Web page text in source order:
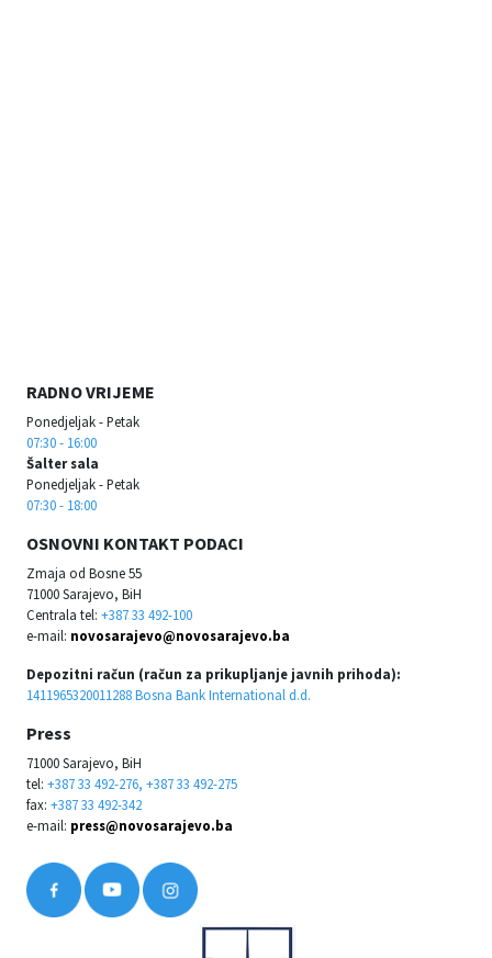
RADNO VRIJEME
Ponedjeljak - Petak
07:30 - 16:00
Šalter sala
Ponedjeljak - Petak
07:30 - 18:00
OSNOVNI KONTAKT PODACI
Zmaja od Bosne 55
71000 Sarajevo, BiH
Centrala tel: +387 33 492-100
e-mail: novosarajevo@novosarajevo.ba
Depozitni račun (račun za prikupljanje javnih prihoda):
1411965320011288 Bosna Bank International d.d.
Press
71000 Sarajevo, BiH
tel: +387 33 492-276, +387 33 492-275
fax: +387 33 492-342
e-mail: press@novosarajevo.ba